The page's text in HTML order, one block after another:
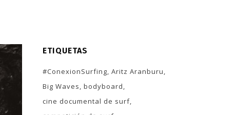
ETIQUETAS
#ConexionSurfing Aritz Aranburu
Big Waves bodyboard
cine documental de surf